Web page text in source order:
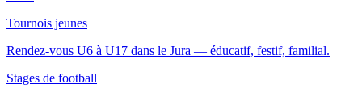
Tournois jeunes
Rendez-vous U6 à U17 dans le Jura — éducatif, festif, familial.
Stages de football